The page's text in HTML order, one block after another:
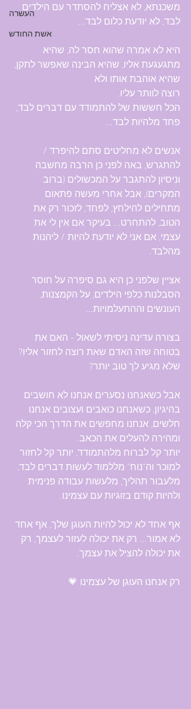
העשרה
אשת החודש
משכנתא, לא אצליח להסתדר עם הילדים
לבד, לא יודעת כלום לבד...
היא לא אמרה שהוא חסר לה, שהיא
מתגעגעת אליו, שהיא הבינה שאפשר לתקן,
שהיא אוהבת אותו ולא
רוצה לוותר עליו.
הכל חששות של להתמודד עם דברים לבד,
פחד מלהיות לבד...
אנשים לא מחליטים סתם להיפרד /
להתגרש, באה לפני כן הרבה מחשבה
וניסיון להתגבר על המכשולים (ברוב
המקרים), אבל אחרי מעשה פתאום
מתחילים להילחץ, לפחד, לזכור רק את
הטוב, להתחרט... בעיקר אם אין לי את
עצמי, אם אני לא יודעת להיות / ליהנות
מהלבד.
אציין שלפני כן היא גם סיפרה על חוסר
הסבלנות כלפי הילדים, על הקמצנות,
העונשים וההתעלמויות...
בצורה עדינה ניסיתי לשאול - האם את
בטוחה שזה האדם שאת רוצה לחזור אליו?
שלא מגיע לך טוב יותר?
אבל כשאנחנו נסערים אנחנו לא חושבים
בהיגיון, כשאנחנו כואבים ועצובים אנחנו
חלשים, אנחנו מחפשים את הדרך הכי קלה
ומהירה להעלים את הכאב.
יותר קל לברוח מלהתמודד, יותר קל לחזור
למוכר וה"נוח" מללמוד לעשות דברים לבד,
מלעבור תהליך, מלעשות עבודה פנימית
ולהיות קודם בזוגיות עם עצמינו.
אף אחד לא יכול להיות העוגן שלך, אף אחד
לא אמור... רק את יכולה לעזור לעצמך, רק
את יכולה להציל את עצמך.
רק אנחנו העוגן של עצמינו 💗